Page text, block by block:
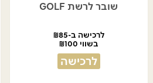
שובר לרשת GOLF
לרכישה ב-₪85
בשווי ₪100
לרכישה